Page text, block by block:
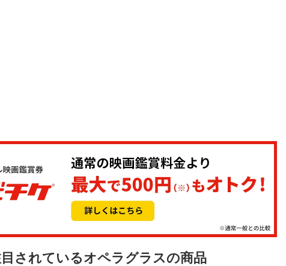
されているオペラグラスの商品